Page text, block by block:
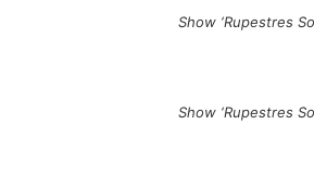
Show ‘Rupestres
Show ‘Rupestres